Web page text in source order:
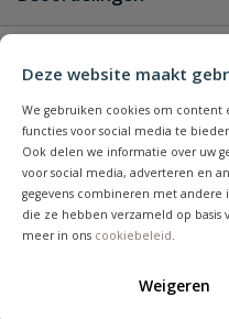
Deze website maakt
We gebruiken cookies om content
functies voor social media te
Ook delen we informatie over uw
voor social media, adverteren en
gegevens combineren met
die ze hebben verzameld op basis
meer in ons cookiebeleid
Weigeren
dit product?
Schrijf zelf een
Je beoordeelt:Nicoll
zwart
Uw waardering:
Bijpassende
Populair